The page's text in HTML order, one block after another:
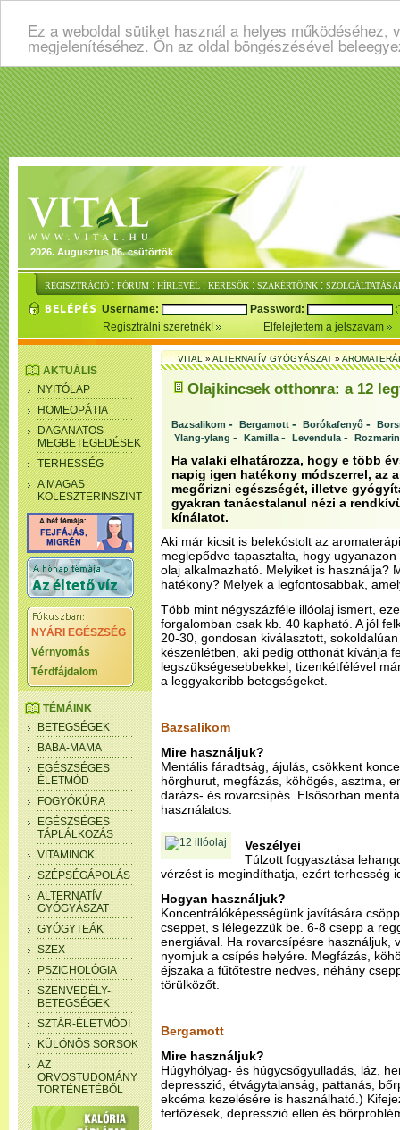
Ez a weboldal sütiket használ a helyes
megjelenítéséhez. Ön az oldal böngészésével
2026. Augusztus 06. csütörtök
REGISZTRÁCIÓ : FÓRUM : HÍRLEVÉL : KERESŐK : SZAKÉRTŐINK :
Username:
Password:
Regisztrálni szeretnék!
Elfelejtettem a jelszavam
AKTUÁLIS
NYITÓLAP
HOMEOPÁTIA
DAGANATOS
MEGBETEGEDÉSEK
TERHESSÉG
A MAGAS
KOLESZTERINSZINT
NYÁRI EGÉSZSÉG
Vérnyomás
Térdfájdalom
TÉMÁINK
BETEGSÉGEK
BABA-MAMA
EGÉSZSÉGES
ÉLETMÓD
FOGYÓKÚRA
EGÉSZSÉGES
TÁPLÁLKOZÁS
VITAMINOK
SZÉPSÉGÁPOLÁS
ALTERNATÍV
GYÓGYÁSZAT
GYÓGYTEÁK
SZEX
PSZICHOLÓGIA
SZENVEDÉLY-
BETEGSÉGEK
SZTÁR-ÉLETMÓDI
KÜLÖNÖS SORSOK
AZ
ORVOSTUDOMÁNY
TÖRTÉNETÉBŐL
VITAL»ALTERNATÍV GYÓGYÁSZAT»
Olajkincsek otthonra: a 12
Bazsalikom - Bergamott - Borókafenyő -
Ylang-ylang - Kamilla - Levendula -
Ha valaki elhatározza, hogy e több
napig igen hatékony módszerrel, az
megőrizni egészségét, illetve
gyakran tanácstalanul nézi a
kínálatot.
Aki már kicsit is belekóstolt az
meglepődve tapasztalta, hogy
olaj alkalmazható. Melyiket is használja?
hatékony? Melyek a legfontosabbak,
Több mint négyszázféle illóolaj ismert,
forgalomban csak kb. 40 kapható. A jól
20-30, gondosan kiválasztott,
készenlétben, aki pedig otthonát kívánja
legszükségesebbekkel, tizenkétfélével
a leggyakoribb betegségeket.
Bazsalikom
Mire használjuk?
Mentális fáradtság, ájulás, csökkent
hörghurut, megfázás, köhögés, asztma,
darázs- és rovarcsípés. Elsősorban
használatos.
Veszélyei
Túlzott fogyasztása
vérzést is megindíthatja, ezért terhesség
Hogyan használjuk?
Koncentrálóképességünk javítására
cseppet, s lélegezzük be. 6-8 csepp a
energiával. Ha rovarcsípésre használjuk,
nyomjuk a csípés helyére. Megfázás,
éjszaka a fűtőtestre nedves, néhány
törülközőt.
Bergamott
Mire használjuk?
Húgyhólyag- és húgycsőgyulladás, láz,
depresszió, étvágytalanság, pattanás,
ekcéma kezelésére is használható.)
fertőzések, depresszió ellen és